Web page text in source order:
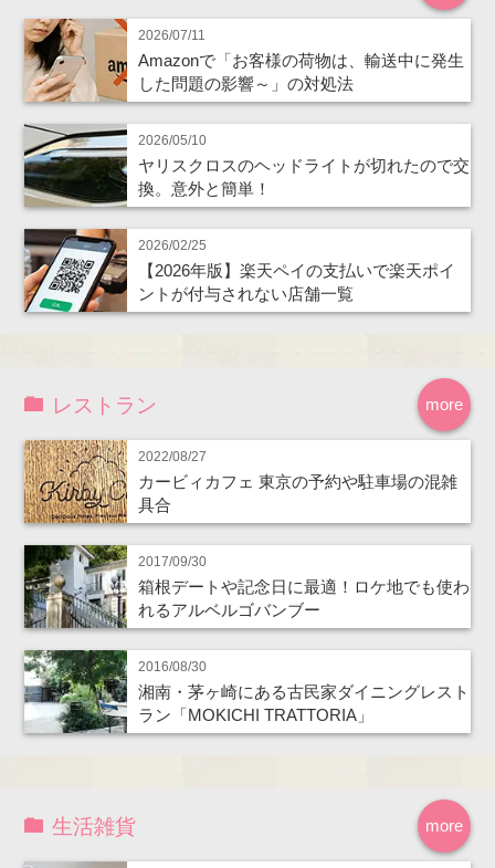
2026/07/11
Amazonで「お客様の荷物は、輸送中に発生
した問題の影響～」の対処法
2026/05/10
ヤリスクロスのヘッドライトが切れたので交
換。意外と簡単！
2026/02/25
【2026年版】楽天ペイの支払いで楽天ポイ
ントが付与されない店舗一覧
more
レストラン
2022/08/27
カービィカフェ 東京の予約や駐車場の混雑
具合
2017/09/30
箱根デートや記念日に最適！ロケ地でも使わ
れるアルベルゴバンブー
2016/08/30
湘南・茅ヶ崎にある古民家ダイニングレスト
ラン「MOKICHI TRATTORIA」
more
生活雑貨